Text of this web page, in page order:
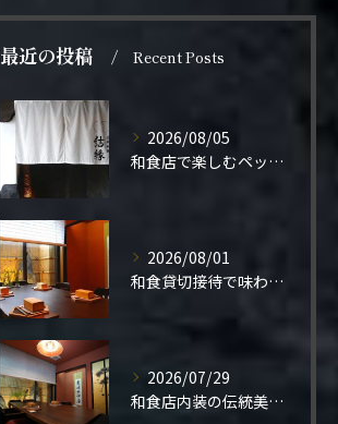
最近の投稿 Recent Posts
2026/08/05
和食店で楽しむペット同伴の食事体験
2026/08/01
和食貸切接待で味わう極上の一夜
2026/07/29
和食店内装の伝統美と機能性